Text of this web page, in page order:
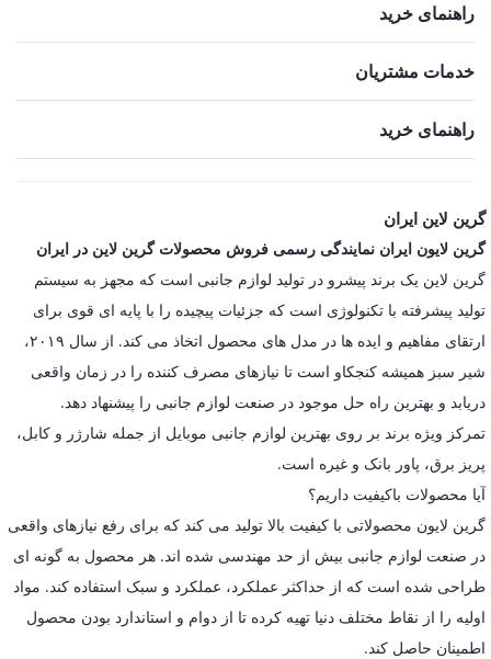
راهنمای خرید
خدمات مشتریان
راهنمای خرید
گرین لاین ایران
گرین لایون ایران نمایندگی رسمی فروش محصولات گرین لاین در ایران
گرین لاین یک برند پیشرو در تولید لوازم جانبی است که مجهز به سیستم
تولید پیشرفته با تکنولوژی است که جزئیات پیچیده را با پایه ای قوی برای
ارتقای مفاهیم و ایده ها در مدل های محصول اتخاذ می کند. از سال ۲۰۱۹،
شیر سبز همیشه کنجکاو است تا نیازهای مصرف کننده را در زمان واقعی
دریابد و بهترین راه حل موجود در صنعت لوازم جانبی را پیشنهاد دهد.
تمرکز ویژه برند بر روی بهترین لوازم جانبی موبایل از جمله شارژر و کابل،
پریز برق، پاور بانک و غیره است.
آیا محصولات باکیفیت داریم؟
گرین لایون محصولاتی با کیفیت بالا تولید می کند که برای رفع نیازهای واقعی
در صنعت لوازم جانبی بیش از حد مهندسی شده اند. هر محصول به گونه ای
طراحی شده است که از حداکثر عملکرد، عملکرد و سبک استفاده کند. مواد
اولیه را از نقاط مختلف دنیا تهیه کرده تا از دوام و استاندارد بودن محصول
اطمینان حاصل کند.